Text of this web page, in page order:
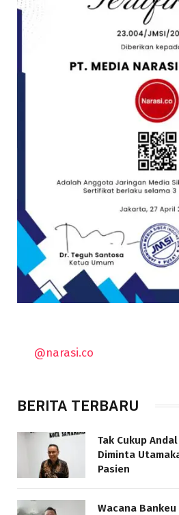
@narasi.co
BERITA TERBARU
Tak Cukup
Diminta
Pasien
Wacana Bankeu